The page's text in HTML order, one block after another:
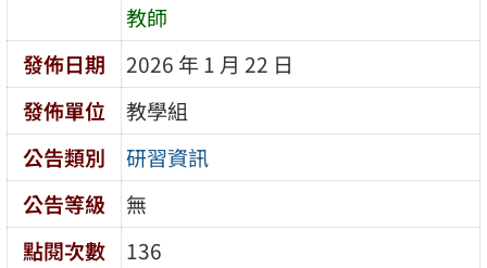
教師
發佈日期
2026 年 1 月 22 日
發佈單位
教學組
公告類別
研習資訊
公告等級
無
點閱次數
136